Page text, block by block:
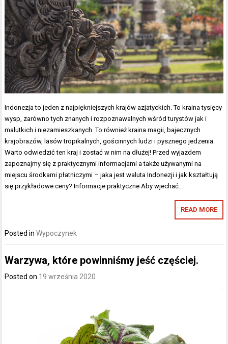
Indonezja to jeden z najpiękniejszych krajów azjatyckich. To kraina tysięcy
wysp, zarówno tych znanych i rozpoznawalnych wśród turystów jak i
malutkich i niezamieszkanych. To również kraina magii, bajecznych
krajobrazów, lasów tropikalnych, gościnnych ludzi i pysznego jedzenia.
Warto odwiedzić ten kraj i zostać w nim na dłużej! Przed wyjazdem
zapoznajmy się z praktycznymi informacjami a także używanymi na
miejscu środkami płatniczymi – jaka jest waluta Indonezji i jak kształtują
się przykładowe ceny? Informacje praktyczne Aby wjechać…
READ MORE
Posted inWypoczynek
Warzywa, które powinniśmy jeść częściej.
Posted on 19 września 2020